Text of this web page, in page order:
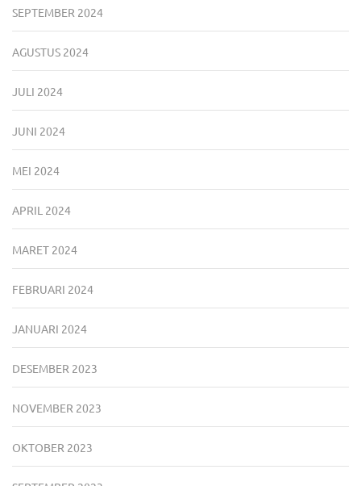
SEPTEMBER 2024
AGUSTUS 2024
JULI 2024
JUNI 2024
MEI 2024
APRIL 2024
MARET 2024
FEBRUARI 2024
JANUARI 2024
DESEMBER 2023
NOVEMBER 2023
OKTOBER 2023